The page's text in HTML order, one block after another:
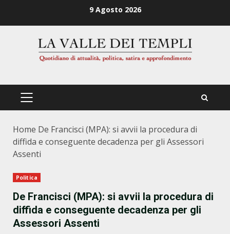
9 Agosto 2026
PRIMÄRES
Home De Francisci (MPA): si avvii la procedura di
diffida e conseguente decadenza per gli Assessori
Assenti
Politica
De Francisci (MPA): si avvii la procedura di
diffida e conseguente decadenza per gli
Assessori Assenti